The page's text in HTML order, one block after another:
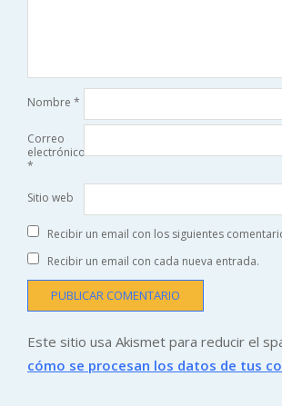
Nombre *
Correo
electrónico
*
Sitio web
Recibir un email con los siguientes
Recibir un email con cada nueva entrada.
Este sitio usa Akismet para reducir el
cómo se procesan los datos de tus